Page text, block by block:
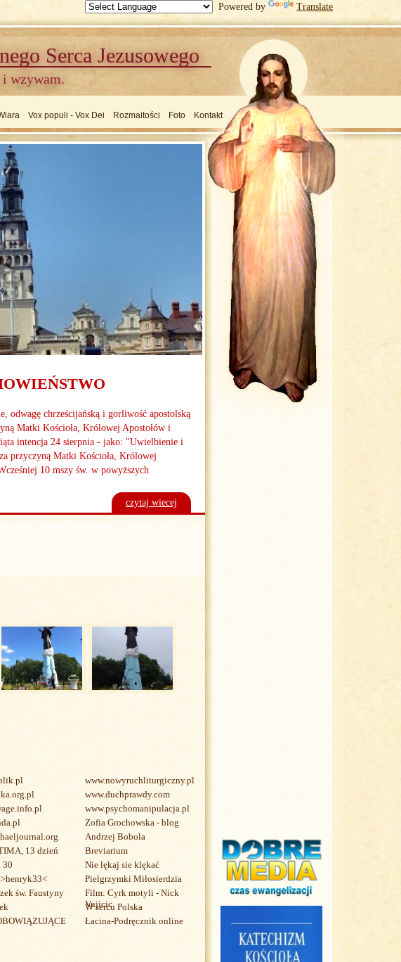
Powered by Translate
Serca Jezusowego
i wzywam.
Vox populi - Vox Dei Rozmaitości Foto Kontakt
odwagę chrześcijańską i gorliwość apostolską
Matki Kościoła, Królowej Apostołów i
intencja 24 sierpnia - jako: "Uwielbienie i
przyczyną Matki Kościoła, Królowej
10 mszy św. w powyższych
czytaj wiecej
www.nowyruchliturgiczny.pl
www.duchprawdy.com
www.psychomanipulacja.pl
Zofia Grochowska - blog
Andrzej Bobola
13 dzień
Breviarium
30
Nie lękaj sie klękać
Pielgrzymki Miłosierdzia
św. Faustyny
Film: Cyrk motyli - Nick
Vujicic
W sercu Polska
Łacina-Podręcznik online